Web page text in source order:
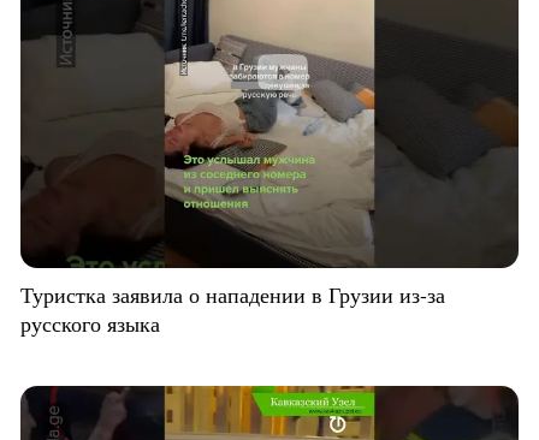
Туристка заявила о нападении в Грузии из-за
русского языка